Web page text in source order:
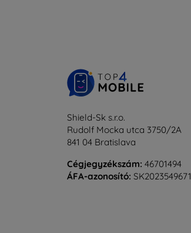
Shield-Sk s.r.o.
Rudolf Mocka utca 3750/2A
841 04 Bratislava
Cégjegyzékszám: 46701494
ÁFA-azonosító: SK2023549671